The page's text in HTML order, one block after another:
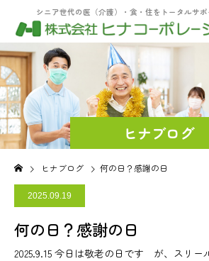
シニア世代の医（介護）・食・住をトータルサポ
ヒナブログ
ヒナブログ 何の日？感謝の日
2025.09.19
何の日？感謝の日
2025.9.15 今日は敬老の日です が、スリー